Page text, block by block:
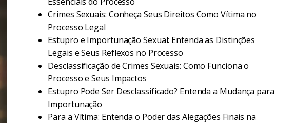
Crimes Sexuais: Conheça Seus Direitos Como Vítima no
Processo Legal
Estupro e Importunação Sexual: Entenda as Distinções
Legais e Seus Reflexos no Processo
Desclassificação de Crimes Sexuais: Como Funciona o
Processo e Seus Impactos
Estupro Pode Ser Desclassificado? Entenda a Mudança para
Importunação
Para a Vítima: Entenda o Poder das Alegações Finais na